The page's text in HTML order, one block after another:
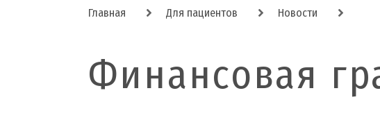
Главная Для пациентов Новости
Финансовая